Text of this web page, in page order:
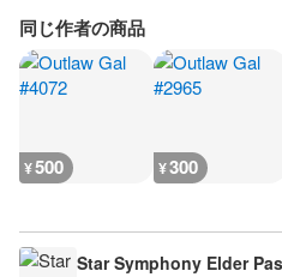
同じ作者の商品
¥500 ¥300
Star Symphony Elder